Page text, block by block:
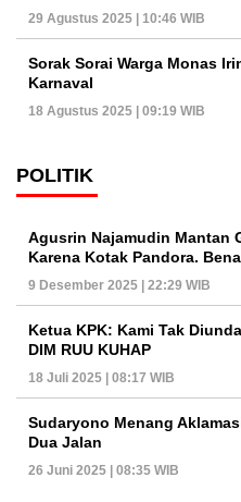
29 Agustus 2025 | 10:46 WIB
Sorak Sorai Warga Monas
Karnaval
18 Agustus 2025 | 09:19 WIB
POLITIK
Agusrin Najamudin Mantan
Karena Kotak Pandora.
9 Desember 2025 | 22:29 WIB
Ketua KPK: Kami Tak
DIM RUU KUHAP
18 Juli 2025 | 08:17 WIB
Sudaryono Menang
Dua Jalan
26 Juni 2025 | 08:35 WIB